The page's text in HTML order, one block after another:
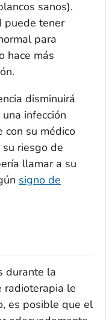
sanos).
puede tener
para
hace más
disminuirá
infección
con su médico
riesgo de
llamar a su
signo de
durante la
radioterapia le
es posible que el